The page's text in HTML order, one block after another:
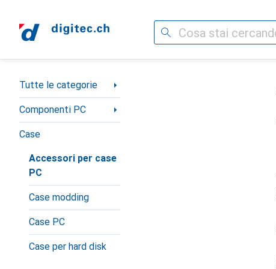
Cerca
Categoria Navigazione
Tutte le categorie
Componenti PC
Case
Accessori per case
PC
Case modding
Case PC
Case per hard disk